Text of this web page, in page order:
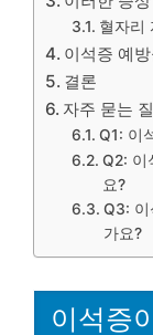
혈자리
이석증 예
결론
자주 묻는
Q1: 이
Q2: 이
요?
Q3: 이
가요?
이석증